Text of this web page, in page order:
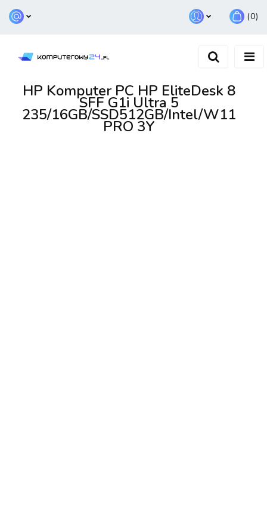
Zarejestruj się
(0)
HP Komputer PC HP EliteDesk 8
SFF G1i Ultra 5
235/16GB/SSD512GB/Intel/W11
PRO 3Y